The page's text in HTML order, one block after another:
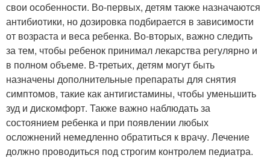
свои особенности. Во-первых, детям также назначаются
антибиотики, но дозировка подбирается в зависимости
от возраста и веса ребенка. Во-вторых, важно следить
за тем, чтобы ребенок принимал лекарства регулярно и
в полном объеме. В-третьих, детям могут быть
назначены дополнительные препараты для снятия
симптомов, такие как антигистамины, чтобы уменьшить
зуд и дискомфорт. Также важно наблюдать за
состоянием ребенка и при появлении любых
осложнений немедленно обратиться к врачу. Лечение
должно проводиться под строгим контролем педиатра.